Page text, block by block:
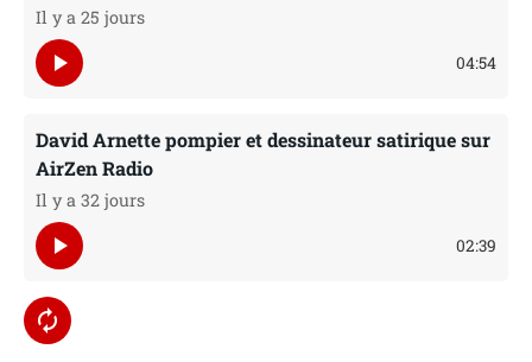
Il y a 25 jours
play_arrow 04:54
David Arnette pompier et dessinateur satirique sur
AirZen Radio
Il y a 32 jours
play_arrow 02:39
autorenew